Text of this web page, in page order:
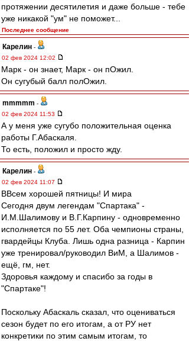
протяжении десятилетия и даже больше - тебе
уже никакой "ум" не поможет...
Последнее сообщение
Карелин -
02 фев 2024 12:02
Марк - он знает, Марк - он пОжил.
Он сугубый балл полОжил.
mmmmm -
02 фев 2024 11:53
А у меня уже сугубо положительная оценка
работы Г.Абаскаля.
То есть, положил и просто жду.
Карелин -
02 фев 2024 11:07
ВВсем хорошей пятницы! И мира
Сегодня двум легендам "Спартака" -
И.М.Шалимову и В.Г.Карпину - одновременно
исполняется по 55 лет. Оба чемпионы страны,
гвардейцы Клуба. Лишь одна разница - Карпин
уже тренировал/руководил ВиМ, а Шалимов -
ещё, гм, нет.
Здоровья каждому и спасибо за годы в
"Спартаке"!
Поскольку Абаскаль сказал, что оцениваться
сезон будет по его итогам, а от РУ нет
конкретики по этим самым итогам, то